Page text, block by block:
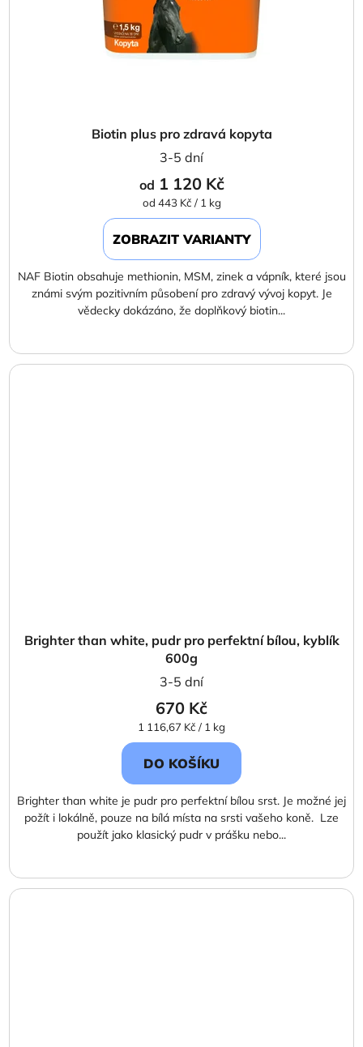
Biotin plus pro zdravá kopyta
3-5 dní
od 1 120 Kč
Měrná
cena:
od 443 Kč / 1 kg
ZOBRAZIT VARIANTY
NAF Biotin obsahuje methionin, MSM, zinek a vápník, které jsou
známi svým pozitivním působení pro zdravý vývoj kopyt. Je
vědecky dokázáno, že doplňkový biotin...
Brighter than white, pudr pro perfektní bílou, kyblík
600g
3-5 dní
670 Kč
Měrná
cena:
1 116,67 Kč / 1 kg
DO KOŠÍKU
Brighter than white je pudr pro perfektní bílou srst. Je možné jej
požít i lokálně, pouze na bílá místa na srsti vašeho koně. Lze
použít jako klasický pudr v prášku nebo...